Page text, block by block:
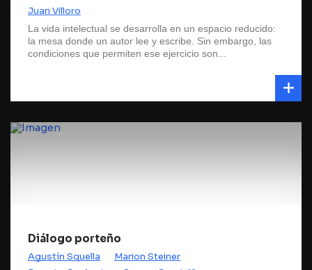
Juan Villoro
La vida intelectual se desarrolla en un espacio reducido:
la mesa donde un autor lee y escribe. Sin embargo, las
condiciones que permiten ese ejercicio son...
Diálogo porteño
Agustín Squella
Marion Steiner